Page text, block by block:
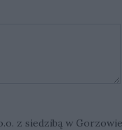
z siedzibą w